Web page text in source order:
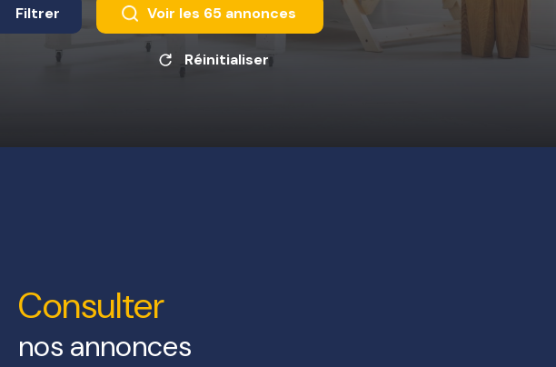
Filtrer Voir les 65 annonces
Réinitialiser
Consulter
nos annonces